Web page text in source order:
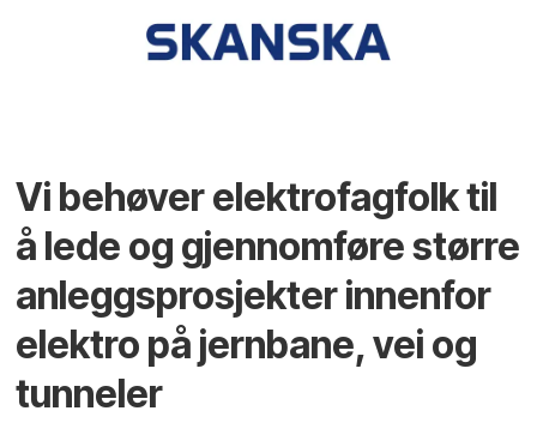
Vi behøver elektrofagfolk til
å lede og gjennomføre større
anleggsprosjekter innenfor
elektro på jernbane, vei og
tunneler